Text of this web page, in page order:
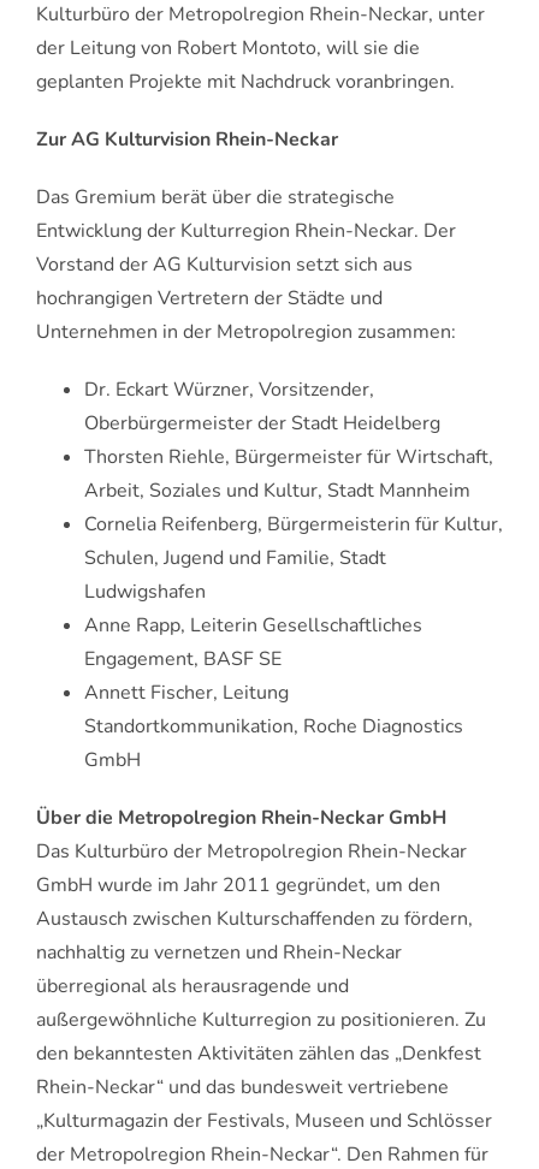
Kulturbüro der Metropolregion Rhein-Neckar, unter
der Leitung von Robert Montoto, will sie die
geplanten Projekte mit Nachdruck voranbringen.
Zur AG Kulturvision Rhein-Neckar
Das Gremium berät über die strategische
Entwicklung der Kulturregion Rhein-Neckar. Der
Vorstand der AG Kulturvision setzt sich aus
hochrangigen Vertretern der Städte und
Unternehmen in der Metropolregion zusammen:
Dr. Eckart Würzner, Vorsitzender,
Oberbürgermeister der Stadt Heidelberg
Thorsten Riehle, Bürgermeister für Wirtschaft,
Arbeit, Soziales und Kultur, Stadt Mannheim
Cornelia Reifenberg, Bürgermeisterin für Kultur,
Schulen, Jugend und Familie, Stadt
Ludwigshafen
Anne Rapp, Leiterin Gesellschaftliches
Engagement, BASF SE
Annett Fischer, Leitung
Standortkommunikation, Roche Diagnostics
GmbH
Über die Metropolregion Rhein-Neckar GmbH
Das Kulturbüro der Metropolregion Rhein-Neckar
GmbH wurde im Jahr 2011 gegründet, um den
Austausch zwischen Kulturschaffenden zu fördern,
nachhaltig zu vernetzen und Rhein-Neckar
überregional als herausragende und
außergewöhnliche Kulturregion zu positionieren. Zu
den bekanntesten Aktivitäten zählen das „Denkfest
Rhein-Neckar“ und das bundesweit vertriebene
„Kulturmagazin der Festivals, Museen und Schlösser
der Metropolregion Rhein-Neckar“. Den Rahmen für